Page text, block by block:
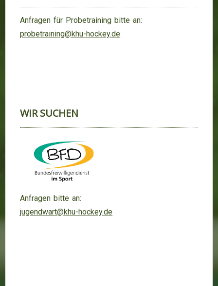
Anfragen für Probetraining bitte an:
probetraining@khu-hockey.de
WIR SUCHEN
Anfragen bitte an:
jugendwart@khu-hockey.de